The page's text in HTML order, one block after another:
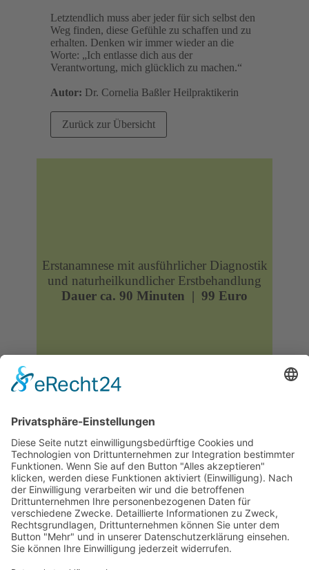
Letztendlich muss aber jeder für sich selbst den
Weg finden, diese Gefühle zu schaffen und zu
erhalten. Denken wir immer wieder an die
Worte: „Ich entlasse dich aus der
Verantwortung, mich glücklich zu machen.“
Autor: Dr. Cornelia Baßler Heilpraktikerin
Zurück zur Übersicht
Erstanamnese mit ausführlicher Diagnostik
und naturheilkundlicher Erstbehandlung
Dauer ca. 90 Minuten | 99 Euro